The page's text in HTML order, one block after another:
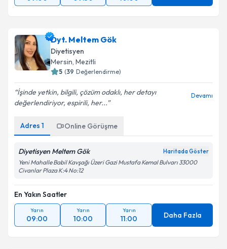
Dyt. Meltem Gök
Diyetisyen
Mersin, Mezitli
5 (39 Değerlendirme)
İşinde yetkin, bilgili, çözüm odaklı, her detayı
değerlendiriyor, espirili, her...
Devamı
Adres 1 Online Görüşme
Diyetisyen Meltem Gök Haritada Göster
Yeni Mahalle Babil Kavşağı Üzeri Gazi Mustafa Kemal Bulvarı 33000
Civanlar Plaza K:4 No:12
En Yakın Saatler
Yarın
09:00
Yarın
10:00
Yarın
11:00 Daha Fazla